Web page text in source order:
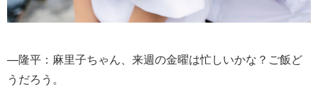
—隆平：麻里子ちゃん、来週の金曜は忙しいかな？ご飯ど
うだろう。